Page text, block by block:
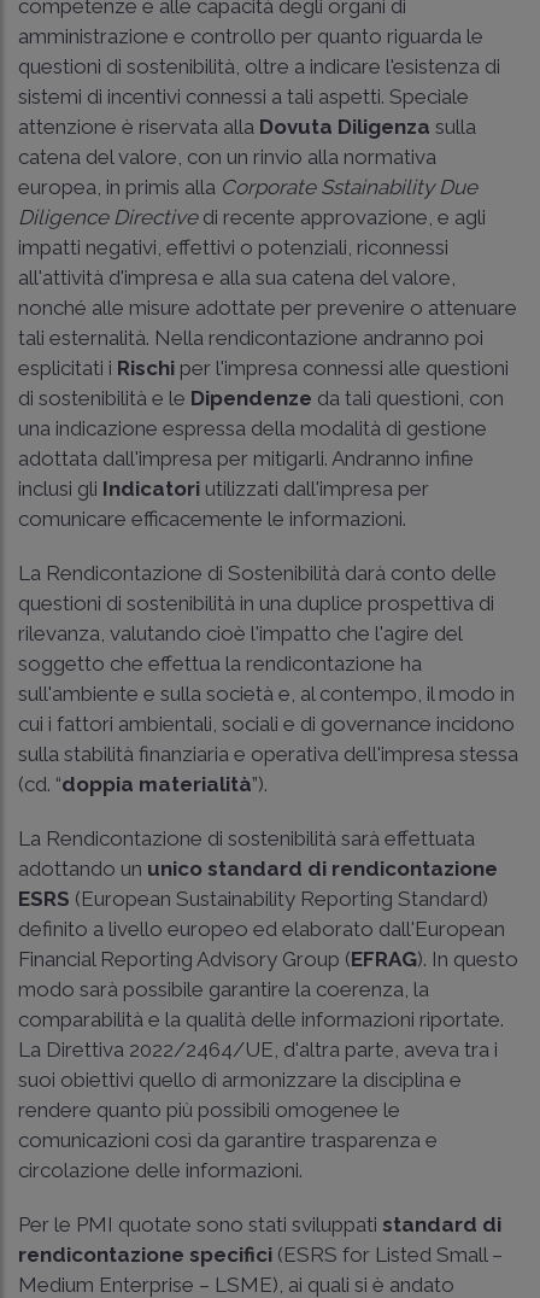
competenze e alle capacità degli organi di
amministrazione e controllo per quanto riguarda le
questioni di sostenibilità, oltre a indicare l'esistenza di
sistemi di incentivi connessi a tali aspetti. Speciale
attenzione è riservata alla Dovuta Diligenza sulla
catena del valore, con un rinvio alla normativa
europea, in primis alla Corporate Sstainability Due
Diligence Directivedi recente approvazione, e agli
impatti negativi, effettivi o potenziali, riconnessi
all'attività d'impresa e alla sua catena del valore,
nonché alle misure adottate per prevenire o attenuare
tali esternalità. Nella rendicontazione andranno poi
esplicitati i Rischi per l'impresa connessi alle questioni
di sostenibilità e le Dipendenze da tali questioni, con
una indicazione espressa della modalità di gestione
adottata dall'impresa per mitigarli. Andranno infine
inclusi gli Indicatori utilizzati dall'impresa per
comunicare efficacemente le informazioni.
La Rendicontazione di Sostenibilità darà conto delle
questioni di sostenibilità in una duplice prospettiva di
rilevanza, valutando cioè l'impatto che l'agire del
soggetto che effettua la rendicontazione ha
sull'ambiente e sulla società e, al contempo, il modo in
cui i fattori ambientali, sociali e di governance incidono
sulla stabilità finanziaria e operativa dell'impresa stessa
(cd. “doppia materialità”).
La Rendicontazione di sostenibilità sarà effettuata
adottando un unico standard di rendicontazione
ESRS (European Sustainability Reporting Standard)
definito a livello europeo ed elaborato dall'European
Financial Reporting Advisory Group (EFRAG). In questo
modo sarà possibile garantire la coerenza, la
comparabilità e la qualità delle informazioni riportate.
La Direttiva 2022/2464/UE, d'altra parte, aveva tra i
suoi obiettivi quello di armonizzare la disciplina e
rendere quanto più possibili omogenee le
comunicazioni così da garantire trasparenza e
circolazione delle informazioni.
Per le PMI quotate sono stati sviluppati standard di
rendicontazione specifici (ESRS for Listed Small –
Medium Enterprise – LSME), ai quali si è andato